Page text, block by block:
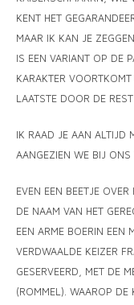
KENT HET
MAAR IK KAN JE
IS EEN VARIANT OP DE
KARAKTER
LAATSTE DOOR DE
IK RAAD JE AAN ALTIJD
AANGEZIEN WE BIJ ONS
EVEN EEN BEETJE
DE NAAM VAN HET
EEN ARME BOERIN EEN
VERDWAALDE KEIZER
GESERVEERD, MET DE
(ROMMEL). WAAROP DE